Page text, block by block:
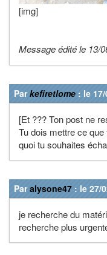
[img]
Message édité le 13/
Parkefiretlome : le
[Et ??? Ton post ne
Tu dois mettre ce
quoi tu souhaites
Paralysone47 : le 27/
je recherche du
recherche plus